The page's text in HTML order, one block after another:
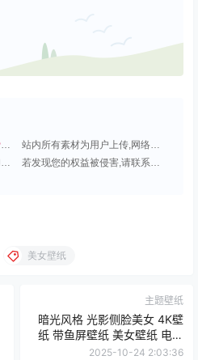
可免费下载超清原图;
站内所有素材为用户上传,网络分享或原创,请勿用于商业用途;
若发现您的权益被侵害,请联系QQ1815919191,我们尽快处理.
美女壁纸
主题壁纸
暗光风格 光影侧脸美女 4K壁
纸 带鱼屏壁纸 美女壁纸 电脑
壁纸 3840x2160
2025-10-24 2:03:36